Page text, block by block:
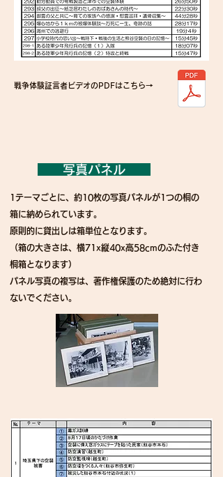
戦争体験証言者ビデオのPDFはこちら→
写真パネル
1テーマごとに、約10枚の写真パネルが1つの桐の
箱に納められています。
原則的に貸出しは箱単位となります。
（箱の大きさは、横71x縦40x高58cmのふた付き
桐箱となります）
パネル写真の複写は、著作権保護のため絶対に行わ
ないでください。